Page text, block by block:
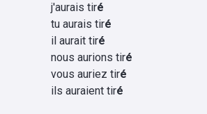
j'aurais tiré
tu aurais tiré
il aurait tiré
nous aurions tiré
vous auriez tiré
ils auraient tiré